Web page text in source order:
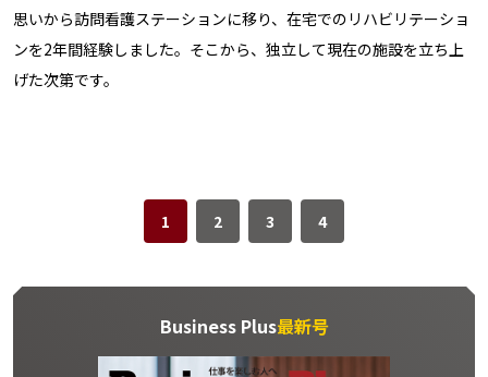
思いから訪問看護ステーションに移り、在宅でのリハビリテーショ
ンを2年間経験しました。そこから、独立して現在の施設を立ち上
げた次第です。
1 2 3 4
Business Plus最新号